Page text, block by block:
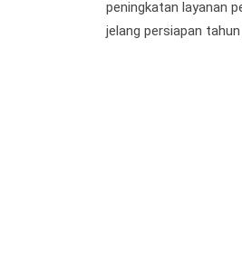
peningkatan layanan
jelang persiapan tahun